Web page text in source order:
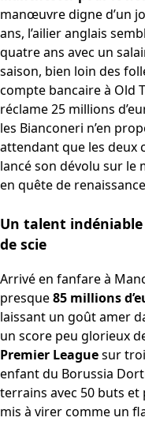
manœuvre digne d’un
ans, l’ailier anglais
quatre ans avec un
saison, bien loin des
compte bancaire à Old
réclame 25 millions
les Bianconeri n’en
attendant que les deux
lancé son dévolu sur
en quête de
Un talent
de scie
Arrivé en fanfare à
presque85 millions
laissant un goût amer
un score peu glorieux
Premier Leaguesur
enfant du Borussia
terrains avec 50 buts et
mis à virer comme un